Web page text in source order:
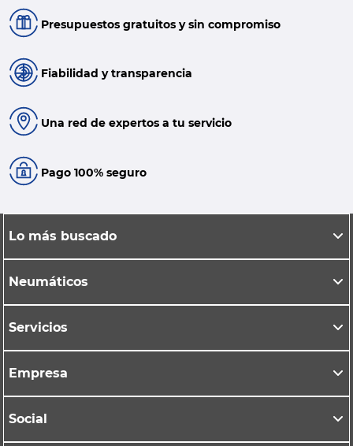
Presupuestos gratuitos y sin compromiso
Fiabilidad y transparencia
Una red de expertos a tu servicio
Pago 100% seguro
Lo más buscado
Neumáticos
Servicios
Empresa
Social